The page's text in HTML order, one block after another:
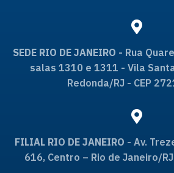
SEDE RIO DE JANEIRO - Rua
salas 1310 e 1311 - Vila
Redonda/RJ - CEP
FILIAL RIO DE JANEIRO - Av.
616, Centro – Rio de Janeiro/